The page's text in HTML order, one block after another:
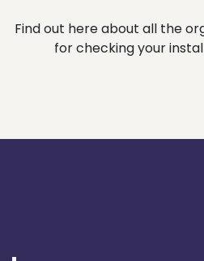
Find out here about all the
for checking your